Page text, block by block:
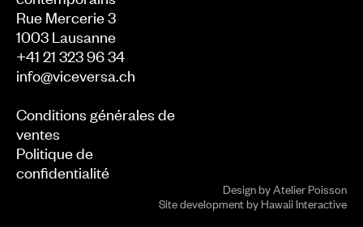
Rue Mercerie 3
1003 Lausanne
+41 21 323 96 34
info@viceversa.ch
Conditions générales de
ventes
Politique de
confidentialité
Design byAtelier Poisson
Site development byHawaii Interactive